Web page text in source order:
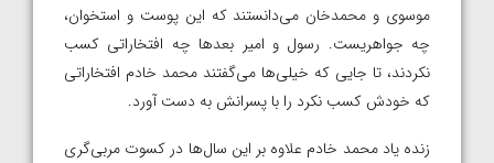
موسوی و محمدخان می‌دانستند که این پوست و استخوان،
چه جواهریست. رسول و امیر بعدها چه افتخاراتی کسب
نکردند، تا جایی که خیلی‌ها می‌گفتند محمد خادم افتخاراتی
که خودش کسب نکرد را با پسرانش به دست آورد.
زنده یاد محمد خادم علاوه بر این سال‌ها در کسوت مربی‌گری